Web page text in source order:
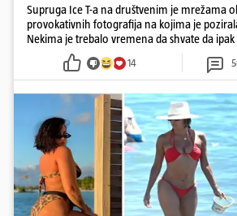
Supruga Ice T-a na društvenim je mrežama
provokativnih fotografija na kojima je
Nekima je trebalo vremena da shvate da
14